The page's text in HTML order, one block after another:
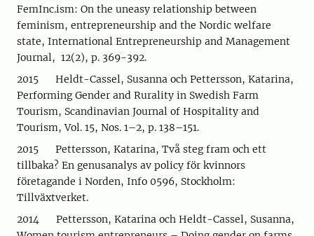
FemInc.ism: On the uneasy relationship between
feminism, entrepreneurship and the Nordic welfare
state, International Entrepreneurship and Management
Journal, 12(2), p. 369-392.
2015 Heldt-Cassel, Susanna och Pettersson, Katarina,
Performing Gender and Rurality in Swedish Farm
Tourism, Scandinavian Journal of Hospitality and
Tourism, Vol. 15, Nos. 1–2, p. 138–151.
2015 Pettersson, Katarina, Två steg fram och ett
tillbaka? En genusanalys av policy för kvinnors
företagande i Norden, Info 0596, Stockholm:
Tillväxtverket.
2014 Pettersson, Katarina och Heldt-Cassel, Susanna,